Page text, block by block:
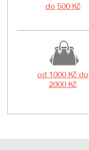
do 500 Kč
od 1000 Kč do
2000 Kč